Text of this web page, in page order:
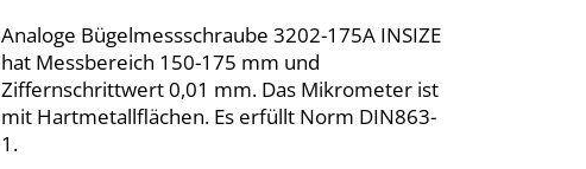
Analoge Bügelmessschraube 3202-175A INSIZE
hat Messbereich 150-175 mm und
Ziffernschrittwert 0,01 mm. Das Mikrometer ist
mit Hartmetallflächen. Es erfüllt Norm DIN863-
1.